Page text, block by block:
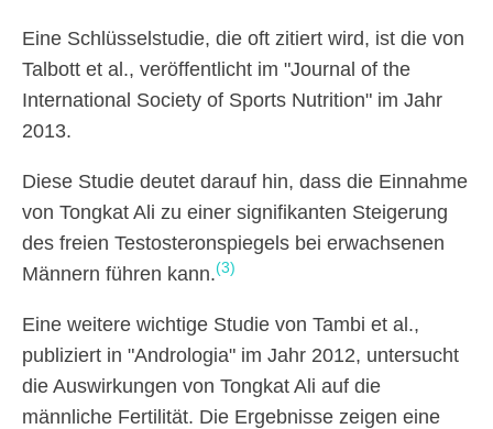
Eine Schlüsselstudie, die oft zitiert wird, ist die von
Talbott et al., veröffentlicht im "Journal of the
International Society of Sports Nutrition" im Jahr
2013.
Diese Studie deutet darauf hin, dass die Einnahme
von Tongkat Ali zu einer signifikanten Steigerung
des freien Testosteronspiegels bei erwachsenen
Männern führen kann.(3)
Eine weitere wichtige Studie von Tambi et al.,
publiziert in "Andrologia" im Jahr 2012, untersucht
die Auswirkungen von Tongkat Ali auf die
männliche Fertilität. Die Ergebnisse zeigen eine